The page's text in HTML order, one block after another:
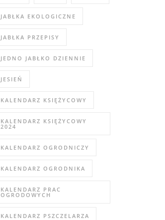
JABŁKA EKOLOGICZNE
JABŁKA PRZEPISY
JEDNO JABŁKO DZIENNIE
JESIEŃ
KALENDARZ KSIĘŻYCOWY
KALENDARZ KSIĘŻYCOWY
2024
KALENDARZ OGRODNICZY
KALENDARZ OGRODNIKA
KALENDARZ PRAC
OGRODOWYCH
KALENDARZ PSZCZELARZA